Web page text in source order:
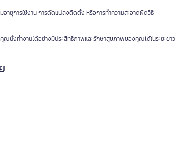
ายุการใช้งาน การดัดแปลงติดตั้ง หรือการทำความสะอาดผิดวิธี
ณนั่งทำงานได้อย่างมีประสิทธิภาพและรักษาสุขภาพของคุณได้ในระยะยาว